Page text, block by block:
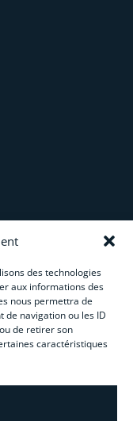
des technologies
aux informations des
nous permettra de
navigation ou les ID
de retirer son
caractéristiques